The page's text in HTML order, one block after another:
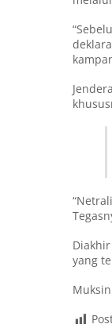
yang
Muksin